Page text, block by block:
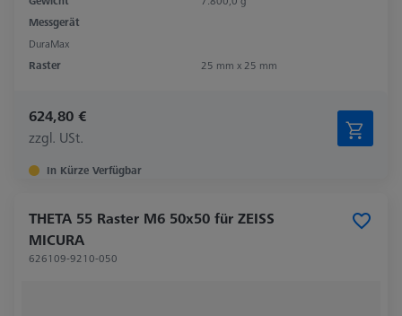
Messgerät
DuraMax
Raster
25 mm x 25 mm
624,80 €
zzgl. USt.
In Kürze Verfügbar
THETA 55 Raster M6 50x50 für ZEISS
MICURA
626109-9210-050